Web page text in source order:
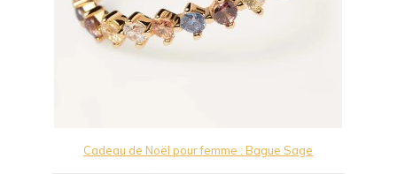
Cadeau de Noël pour femme : Bague Sage